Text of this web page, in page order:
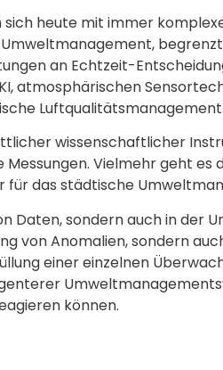
heute mit immer
an Echtzeit-
atmosphärischen
Luftqualitätsmanagement.
wissenschaftlicher
Vielmehr geht es
das städtische
Daten, sondern auch in der
von Anomalien, sondern
einer einzelnen
können.